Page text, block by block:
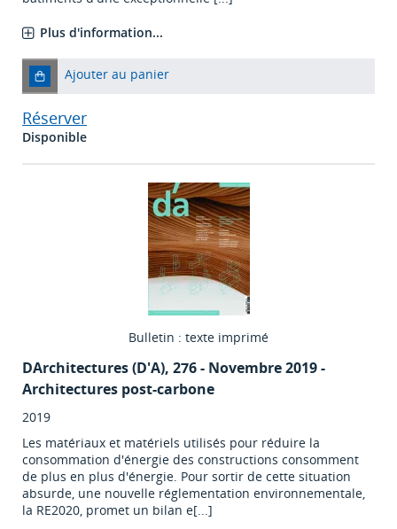
Plus d'information...
Ajouter au panier
Réserver
Disponible
Bulletin : texte imprimé
DArchitectures (D'A), 276 - Novembre 2019 -
Architectures post-carbone
2019
Les matériaux et matériels utilisés pour réduire la
consommation d'énergie des constructions consomment
de plus en plus d'énergie. Pour sortir de cette situation
absurde, une nouvelle réglementation environnementale,
la RE2020, promet un bilan e[...]